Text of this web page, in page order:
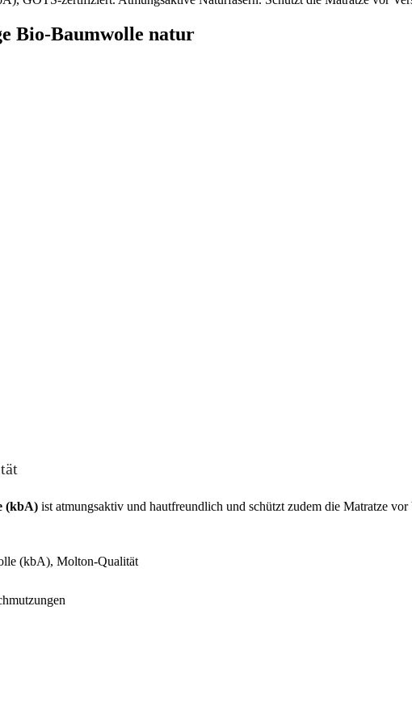
Bio-Baumwolle natur
(kbA) ist atmungsaktiv und hautfreundlich und schützt zudem die Matratze
(kbA), Molton-Qualität